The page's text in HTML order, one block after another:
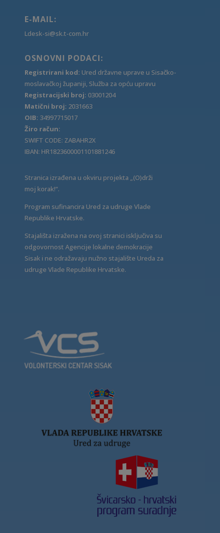
E-MAIL:
Ldesk-si@sk.t-com.hr
OSNOVNI PODACI:
Registrirani kod: Ured državne uprave u Sisačko-
moslavačkoj županiji, Služba za opću upravu
Registracijski broj: 03001204
Matični broj: 2031663
OIB: 34997715017
Žiro račun:
SWIFT CODE: ZABAHR2X
IBAN: HR1823600001101881246
Stranica izrađena u okviru projekta „(O)drži
moj korak!“.
Program sufinancira Ured za udruge Vlade
Republike Hrvatske.
Stajališta izražena na ovoj stranici isključiva su
odgovornost Agencije lokalne demokracije
Sisak i ne odražavaju nužno stajalište Ureda za
udruge Vlade Republike Hrvatske.